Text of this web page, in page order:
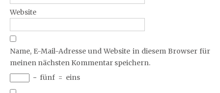
Website
Name, E-Mail-Adresse und Website in diesem Browser für
meinen nächsten Kommentar speichern.
− fünf = eins